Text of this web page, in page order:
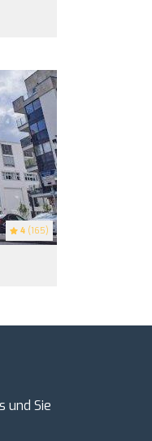
4 (165)
und Sie